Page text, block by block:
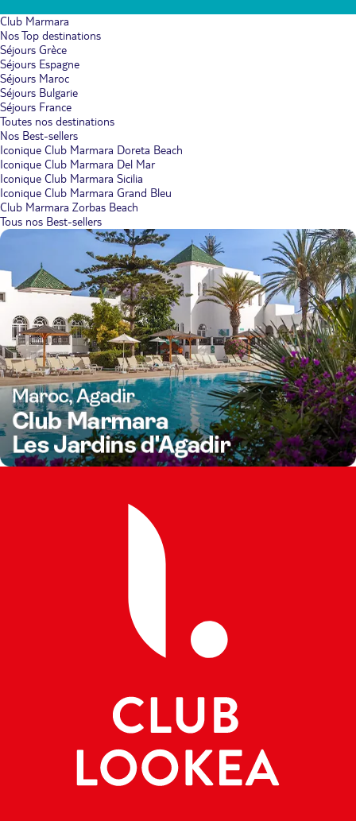
Club Marmara
Nos Top destinations
Séjours Grèce
Séjours Espagne
Séjours Maroc
Séjours Bulgarie
Séjours France
Toutes nos destinations
Nos Best-sellers
Iconique Club Marmara Doreta Beach
Iconique Club Marmara Del Mar
Iconique Club Marmara Sicilia
Iconique Club Marmara Grand Bleu
Club Marmara Zorbas Beach
Tous nos Best-sellers